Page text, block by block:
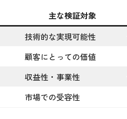
主な検証対象
技術的な実現可能性
顧客にとっての価値
収益性・事業性
市場での受容性